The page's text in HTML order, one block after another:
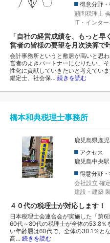
得意分野
顧問税理士
IT・インター
「自社の経営成績を、もっと
営者の皆様の要望を月次決算で
会計事務所というと敷居が高いと思
営者のよきパートナーになりたい、
性化に貢献していきたいと考えてい
鑑定士、社会保… 続きを読む
橋本和典税理士事務所
鹿児島県鹿
アクセス
鹿児島中央駅
得意分野
会社設立 確
建設・建築
４０代の税理士が対応します！
日本税理士会連合会が実施した「第6
60代～80代の税理士が全体の53.8％
い年齢層は60代で、全体の30.1％と
高… 続きを読む